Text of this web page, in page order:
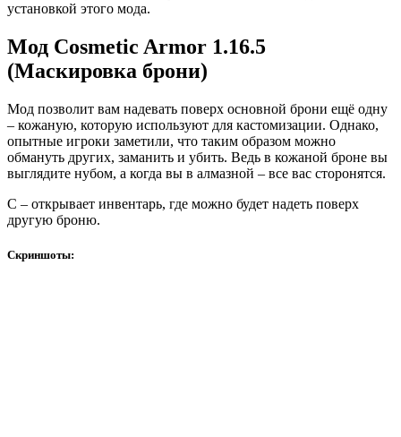
установкой этого мода.
Мод Cosmetic Armor 1.16.5
(Маскировка брони)
Мод позволит вам надевать поверх основной брони ещё одну
– кожаную, которую используют для кастомизации. Однако,
опытные игроки заметили, что таким образом можно
обмануть других, заманить и убить. Ведь в кожаной броне вы
выглядите нубом, а когда вы в алмазной – все вас сторонятся.
С – открывает инвентарь, где можно будет надеть поверх
другую броню.
Скриншоты: